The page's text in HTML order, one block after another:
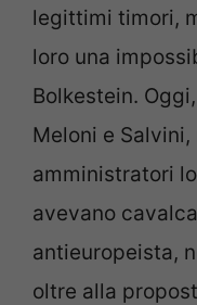
legittimi timori,
loro una
Bolkestein.
Meloni e
amministratori
avevano
antieuropeista,
oltre alla